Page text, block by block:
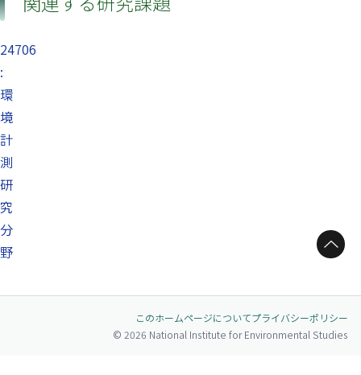
24706
:
環
境
計
測
研
究
分
野
ページトップへ
このホームページについてプライバシーポリシー
© 2026 National Institute for Environmental Studies